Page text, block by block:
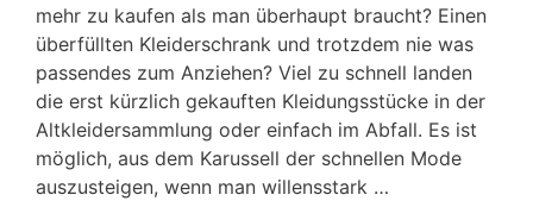
mehr zu kaufen als man überhaupt braucht? Einen
überfüllten Kleiderschrank und trotzdem nie was
passendes zum Anziehen? Viel zu schnell landen
die erst kürzlich gekauften Kleidungsstücke in der
Altkleidersammlung oder einfach im Abfall. Es ist
möglich, aus dem Karussell der schnellen Mode
auszusteigen, wenn man willensstark …